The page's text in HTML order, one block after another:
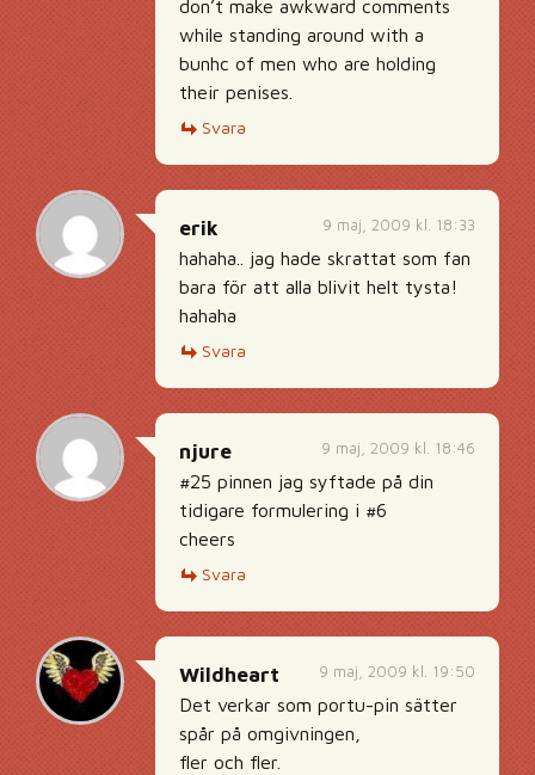
don’t make awkward comments
while standing around with a
bunhc of men who are holding
their penises.
Svara
9 maj, 2009 kl. 18:33
erik
hahaha.. jag hade skrattat som fan
bara för att alla blivit helt tysta!
hahaha
Svara
9 maj, 2009 kl. 18:46
njure
#25 pinnen jag syftade på din
tidigare formulering i #6
cheers
Svara
9 maj, 2009 kl. 19:50
Wildheart
Det verkar som portu-pin sätter
spår på omgivningen,
fler och fler.